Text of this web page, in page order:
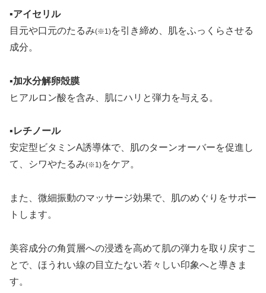
▪アイセリル
目元や口元のたるみ(※1)を引き締め、肌をふっくらさせる
成分。
▪加水分解卵殻膜
ヒアルロン酸を含み、肌にハリと弾力を与える。
▪レチノール
安定型ビタミンA誘導体で、肌のターンオーバーを促進し
て、シワやたるみ(※1)をケア。
また、微細振動のマッサージ効果で、肌のめぐりをサポー
トします。
美容成分の角質層への浸透を高めて肌の弾力を取り戻すこ
とで、ほうれい線の目立たない若々しい印象へと導きま
す。